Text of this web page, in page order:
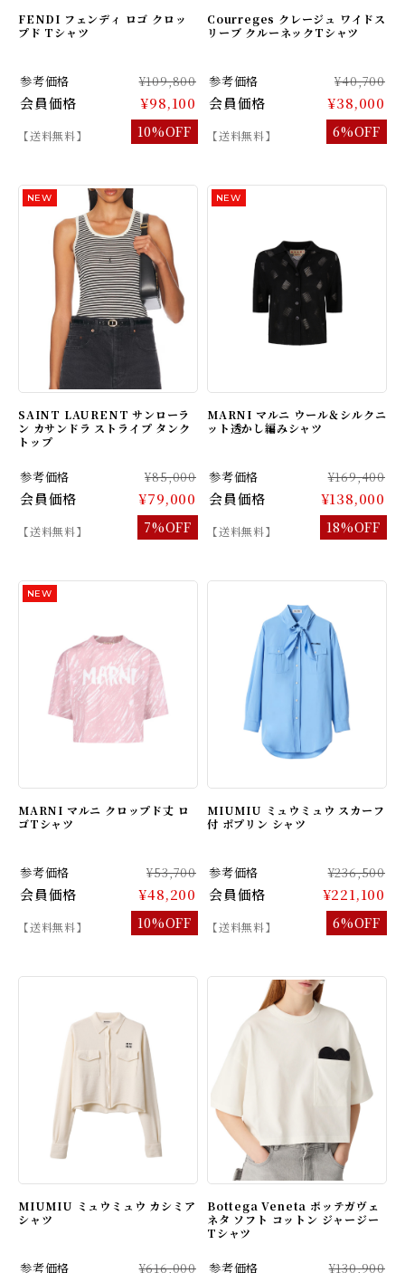
FENDI フェンディ ロゴ クロッ
プド Tシャツ
参考価格 ¥109,800
会員価格 ¥98,100
【送料無料】 10%OFF
Courreges クレージュ ワイドス
リーブ クルーネックTシャツ
参考価格 ¥40,700
会員価格 ¥38,000
【送料無料】 6%OFF
SAINT LAURENT サンローラ
ン カサンドラ ストライプ タンク
トップ
参考価格 ¥85,000
会員価格 ¥79,000
【送料無料】 7%OFF
MARNI マルニ ウール＆シルクニ
ット透かし編みシャツ
参考価格 ¥169,400
会員価格 ¥138,000
【送料無料】 18%OFF
MARNI マルニ クロップド丈 ロ
ゴTシャツ
参考価格 ¥53,700
会員価格 ¥48,200
【送料無料】 10%OFF
MIUMIU ミュウミュウ スカーフ
付 ポプリン シャツ
参考価格 ¥236,500
会員価格 ¥221,100
【送料無料】 6%OFF
MIUMIU ミュウミュウ カシミア
シャツ
参考価格 ¥616,000
Bottega Veneta ボッテガヴェ
ネタ ソフト コットン ジャージー
Tシャツ
参考価格 ¥130,900